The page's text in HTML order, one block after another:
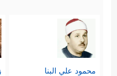
محمود علي البنا